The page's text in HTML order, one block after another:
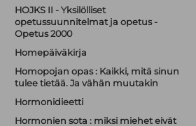
HOJKS II - Yksilölliset
opetussuunnitelmat ja opetus -
Opetus 2000
Homepäiväkirja
Homopojan opas : Kaikki, mitä sinun
tulee tietää. Ja vähän muutakin
Hormonidieetti
Hormonien sota : miksi miehet eivät